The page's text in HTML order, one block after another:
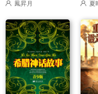
慘了鳳昇月
夏